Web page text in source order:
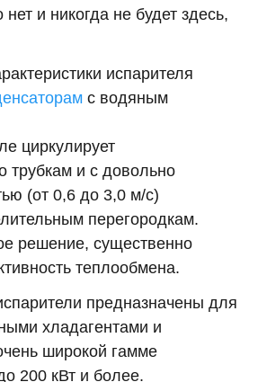
нет и никогда не будет здесь,
испарителя
с водяным
циркулирует
трубкам и с довольно
(от 0,6 до 3,0 м/с)
перегородкам.
решение, существенно
теплообмена.
предназначены для
хладагентами и
широкой гамме
200 кВт и более.